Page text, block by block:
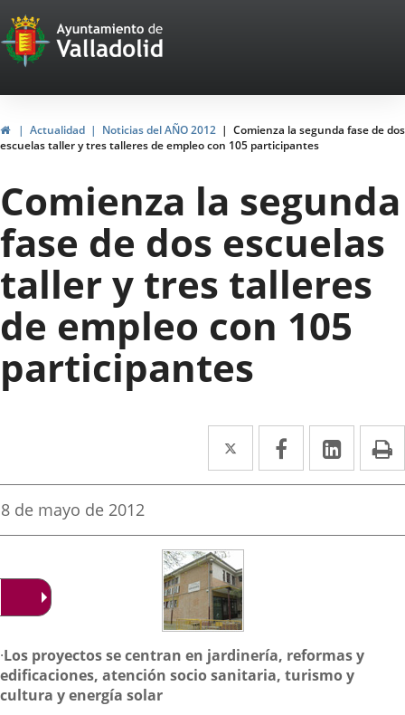
Portal
Web
del
Ayuntamiento
de
Valladolid
HomeActualidad Noticias del AÑO 2012
Comienza la segunda fase de dos
escuelas taller y tres talleres de empleo con 105 participantes
Comienza la segunda
fase de dos escuelas
taller y tres talleres
de empleo con 105
participantes
Twitter
Enlace
a
aplicación
externa.
Facebook
Enlace
a
aplicación
Enlace
a
Fecha
la
8 de mayo de 2012
Descripción
·Los proyectos se centran en jardinería, reformas y
edificaciones, atención socio sanitaria, turismo y
cultura y energía solar